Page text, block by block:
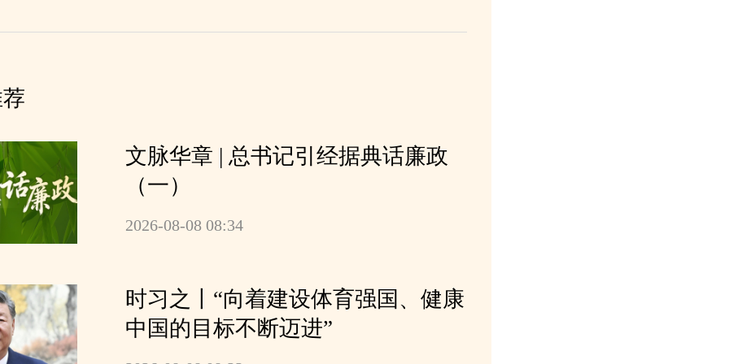
文脉华章 | 总书记引经据典话廉政
（一）
2026-08-08 08:34
时习之丨“向着建设体育强国、健康
中国的目标不断迈进”